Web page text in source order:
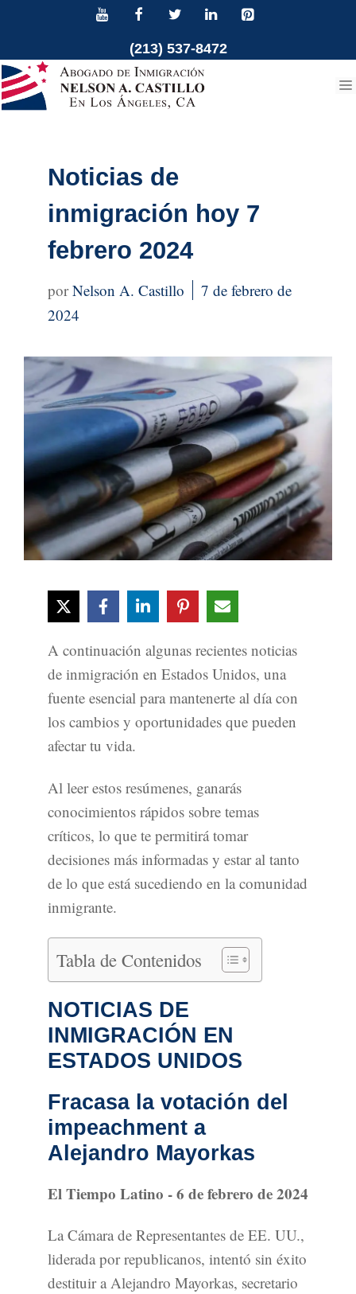
contenido
(213) 537-8472
Noticias de
inmigración hoy 7
febrero 2024
Nelson A. Castillo
7 de febrero de
2024
A continuación algunas recientes noticias
de inmigración en Estados Unidos, una
fuente esencial para mantenerte al día con
los cambios y oportunidades que pueden
afectar tu vida.
Al leer estos resúmenes, ganarás
conocimientos rápidos sobre temas
críticos, lo que te permitirá tomar
decisiones más informadas y estar al tanto
de lo que está sucediendo en la comunidad
inmigrante.
Tabla de Contenidos
NOTICIAS DE
INMIGRACIÓN EN
ESTADOS UNIDOS
Fracasa la votación del
impeachment a
Alejandro Mayorkas
El Tiempo Latino - 6 de febrero de 2024
La Cámara de Representantes de EE. UU.,
liderada por republicanos, intentó sin éxito
destituir a Alejandro Mayorkas, secretario